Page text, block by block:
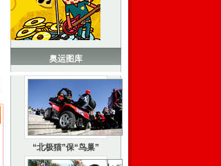
奥运图库
“北极猫”保“鸟巢”